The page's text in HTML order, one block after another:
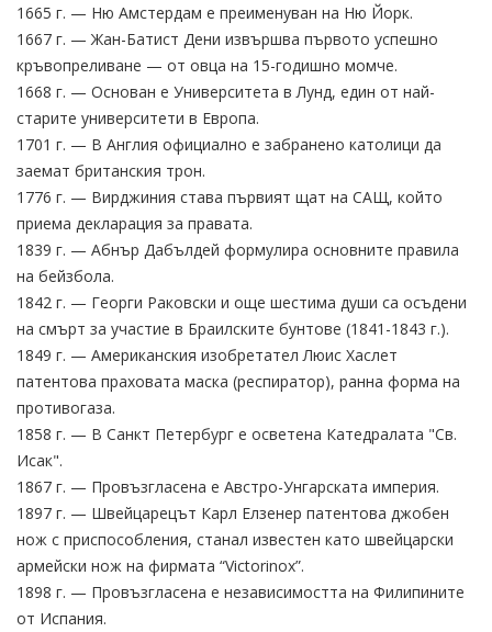
1665 г. — Ню Амстердам е преименуван на Ню Йорк.
1667 г. — Жан-Батист Дени извършва първото успешно
кръвопреливане — от овца на 15-годишно момче.
1668 г. — Основан е Университета в Лунд, един от най-
старите университети в Европа.
1701 г. — В Англия официално е забранено католици да
заемат британския трон.
1776 г. — Вирджиния става първият щат на САЩ, който
приема декларация за правата.
1839 г. — Абнър Дабълдей формулира основните правила
на бейзбола.
1842 г. — Георги Раковски и още шестима души са осъдени
на смърт за участие в Браилските бунтове (1841-1843 г.).
1849 г. — Американския изобретател Люис Хаслет
патентова праховата маска (респиратор), ранна форма на
противогаза.
1858 г. — В Санкт Петербург е осветена Катедралата "Св.
Исак".
1867 г. — Провъзгласена е Австро-Унгарската империя.
1897 г. — Швейцарецът Карл Елзенер патентова джобен
нож с приспособления, станал известен като швейцарски
армейски нож на фирмата “Victorinox”.
1898 г. — Провъзгласена е независимостта на Филипините
от Испания.